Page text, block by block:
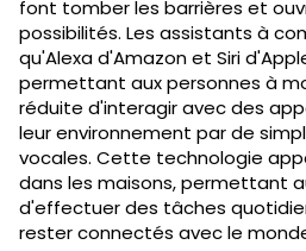
font tomber les barrières et
possibilités. Les assistants à
qu'Alexa d'Amazon et Siri
permettant aux personnes à
réduite d'interagir avec des
leur environnement par de
vocales. Cette technologie
dans les maisons, permettant
d'effectuer des tâches
rester connectés avec le